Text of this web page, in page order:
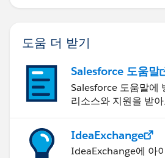
도움 더 받기
Salesforce 도움말
Salesforce 도움말에
리소스와 지원을 받
IdeaExchange
IdeaExchange에 아